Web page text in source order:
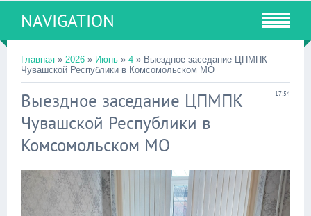
NAVIGATION
Главная » 2026 » Июнь » 4 » Выездное заседание ЦПМПК
Чувашской Республики в Комсомольском МО
17:54
Выездное заседание ЦПМПК
Чувашской Республики в
Комсомольском МО